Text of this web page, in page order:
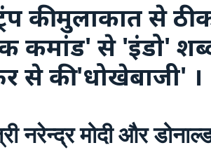
की मुलाकात से
कमांड' से 'इंडो'
से की 'धोखेबाजी' ।
नरेन्द्र मोदी और